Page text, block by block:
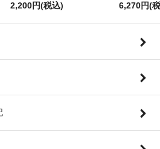
2,200円(税込) 6,270円(